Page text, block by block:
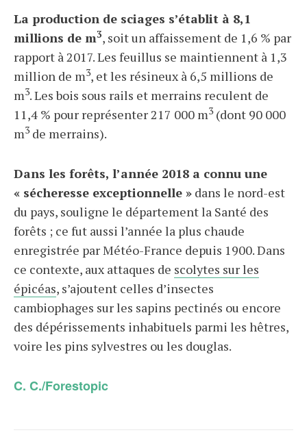
La production de sciages s’établit à 8,1
millions de m3, soit un affaissement de 1,6 % par
rapport à 2017. Les feuillus se maintiennent à 1,3
million de m3, et les résineux à 6,5 millions de
m3. Les bois sous rails et merrains reculent de
11,4 % pour représenter 217 000 m3(dont 90 000
m3de merrains).
Dans les forêts, l’année 2018 a connu une
« sécheresse exceptionnelle » dans le nord-est
du pays, souligne le département la Santé des
forêts ; ce fut aussi l’année la plus chaude
enregistrée par Météo-France depuis 1900. Dans
ce contexte, aux attaques de scolytes sur les
épicéas, s’ajoutent celles d’insectes
cambiophages sur les sapins pectinés ou encore
des dépérissements inhabituels parmi les hêtres,
voire les pins sylvestres ou les douglas.
C. C./Forestopic